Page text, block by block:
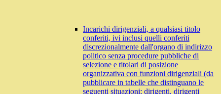
Incarichi dirigenziali, a qualsiasi titolo
conferiti, ivi inclusi quelli conferiti
discrezionalmente dall'organo di indirizzo
politico senza procedure pubbliche di
selezione e titolari di posizione
organizzativa con funzioni dirigenziali (da
pubblicare in tabelle che distinguano le
seguenti situazioni: dirigenti, dirigenti